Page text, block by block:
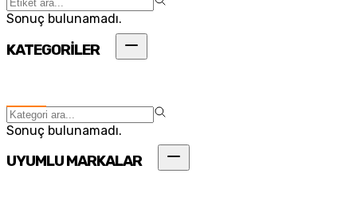
Sonuç bulunamadı.
KATEGORİLER
Sonuç bulunamadı.
UYUMLU MARKALAR